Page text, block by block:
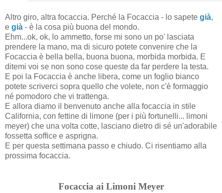
Altro giro, altra focaccia. Perché la Focaccia - lo sapete già,
e già - è la cosa più buona del mondo.
Ehm...ok, ok, lo ammetto, forse mi sono un po' lasciata
prendere la mano, ma di sicuro potete convenire che la
Focaccia è bella bella, buona buona, morbida morbida. E
ditemi voi se non sono cose queste da far perdere la testa.
E poi la Focaccia è anche libera, come un foglio bianco
potete scriverci sopra quello che volete, non c'è formaggio
né pomodoro che vi trattenga.
E allora diamo il benvenuto anche alla focaccia in stile
California, con fettine di limone (per i più fortunelli... limoni
meyer) che una volta cotte, lasciano dietro di sé un'adorabile
fossetta soffice e asprigna.
E per questa settimana passo e chiudo. Ci risentiamo alla
prossima focaccia.
Focaccia ai Limoni Meyer